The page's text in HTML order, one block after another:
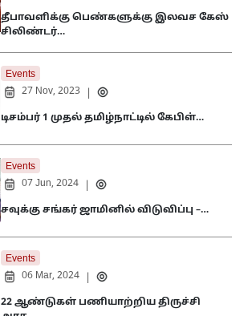
தீபாவளிக்கு பெண்களுக்கு இலவச கேஸ்
சிலிண்டர்…
Events
27 Nov, 2023
டிசம்பர் 1 முதல் தமிழ்நாட்டில் கேபிள்…
Events
07 Jun, 2024
சவுக்கு சங்கர் ஜாமினில் விடுவிப்பு –…
Events
06 Mar, 2024
22 ஆண்டுகள் பணியாற்றிய திருச்சி